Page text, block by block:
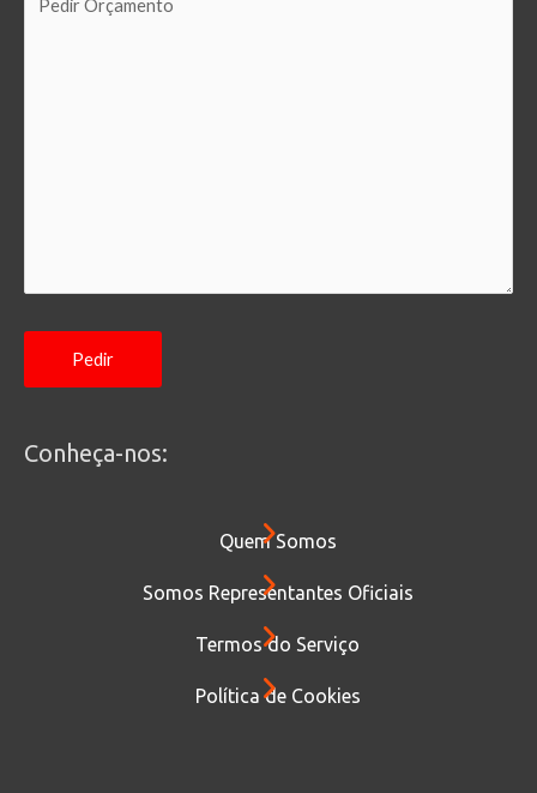
Conheça-nos:
Quem Somos
Somos Representantes Oficiais
Termos do Serviço
Política de Cookies